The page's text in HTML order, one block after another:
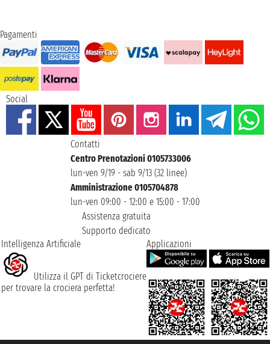
Pagamenti
Social
Contatti
Centro Prenotazioni 0105733006
lun-ven 9/19 - sab 9/13 (32 linee)
Amministrazione 0105704878
lun-ven 09:00 - 12:00 e 15:00 - 17:00
Assistenza gratuita
Supporto dedicato
Intelligenza Artificiale
Utilizza il GPT di Ticketcrociere
per trovare la crociera perfetta!
Applicazioni